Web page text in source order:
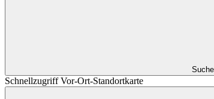
Schnellzugriff Vor-Ort-Standortkarte